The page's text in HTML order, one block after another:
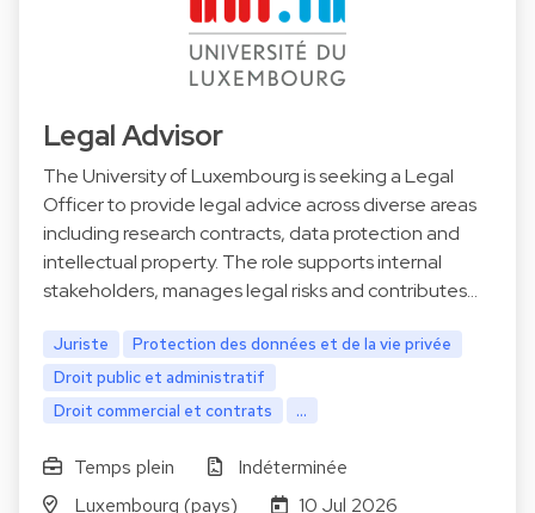
Legal Advisor
The University of Luxembourg is seeking a Legal
Officer to provide legal advice across diverse areas
including research contracts, data protection and
intellectual property. The role supports internal
stakeholders, manages legal risks and contributes…
Juriste
Protection des données et de la vie privée
Droit public et administratif
Droit commercial et contrats
...
Temps plein
Indéterminée
Luxembourg (pays)
10 Jul 2026